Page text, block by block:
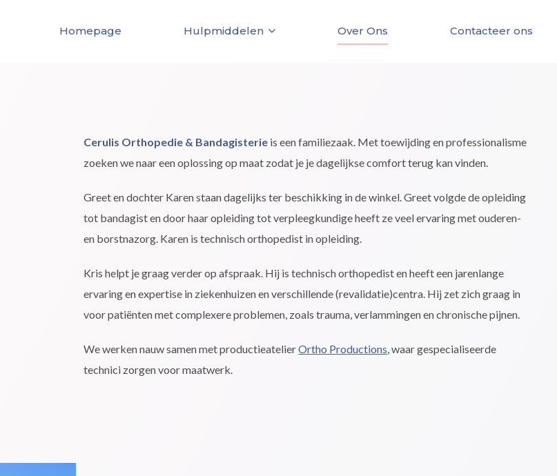
Homepage Hulpmiddelen Over Ons Contacteer ons
Cerulis Orthopedie & Bandagisterie is een familiezaak. Met toewijding en professionalisme
zoeken we naar een oplossing op maat zodat je je dagelijkse comfort terug kan vinden.
Greet en dochter Karen staan dagelijks ter beschikking in de winkel. Greet volgde de opleiding
tot bandagist en door haar opleiding tot verpleegkundige heeft ze veel ervaring met ouderen-
en borstnazorg. Karen is technisch orthopedist in opleiding.
Kris helpt je graag verder op afspraak. Hij is technisch orthopedist en heeft een jarenlange
ervaring en expertise in ziekenhuizen en verschillende (revalidatie)centra. Hij zet zich graag in
voor patiënten met complexere problemen, zoals trauma, verlammingen en chronische pijnen.
We werken nauw samen met productieatelierOrtho Productions, waar gespecialiseerde
technici zorgen voor maatwerk.